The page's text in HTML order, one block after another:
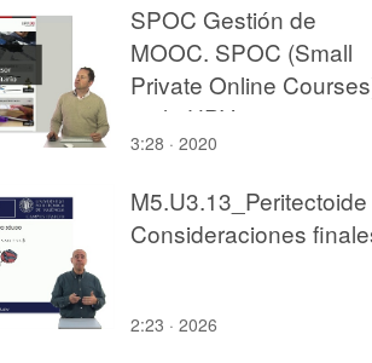
SPOC Gestión de
MOOC. SPOC (Small
Private Online
en la UPV
3:28 · 2020
M5.U3.13_Peritectoide
Consideraciones
2:23 · 2026